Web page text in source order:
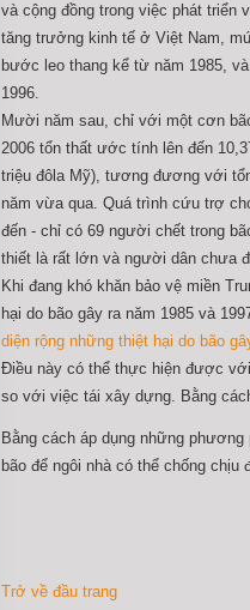
và cộng đồng trong việc phát triển
tăng trưởng kinh tế ở Việt Nam,
bước leo thang kể từ năm 1985,
1996.
Mười năm sau, chỉ với một cơn
2006 tổn thất ước tính lên đến
triệu đôla Mỹ), tương đương với
năm vừa qua. Quá trình cứu trợ
đến - chỉ có 69 người chết trong
thiết là rất lớn và người dân chưa
Khi đang khó khăn bảo vệ miền
hại do bão gây ra năm 1985 và
diện rộng những thiệt hại do bão
Điều này có thể thực hiện được
so với việc tái xây dựng. Bằng
Bằng cách áp dụng những
bão để ngôi nhà có thể chống
Trở về đầu trang